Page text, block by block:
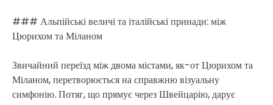
### Альпійські величі та італійські принади: між
Цюрихом та Міланом
Звичайний переїзд між двома містами, як-от Цюрихом та
Міланом, перетворюється на справжню візуальну
симфонію. Потяг, що прямує через Швейцарію, дарує